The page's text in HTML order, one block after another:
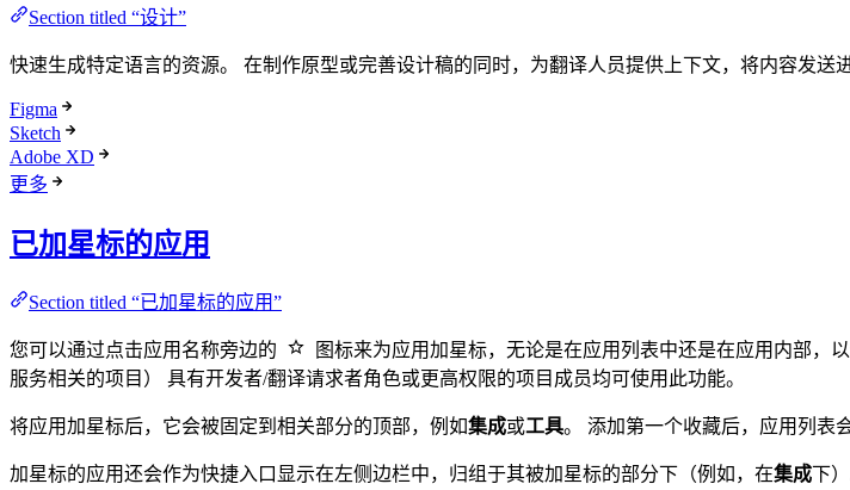
Section titled “设计”
快速生成特定语言的资源。 在制作原型或完善设计稿的同时，为翻译人员提供上下文，将内容发送
Figma
Sketch
Adobe XD
更多
已加星标的应用
Section titled “已加星标的应用”
您可以通过点击应用名称旁边的
图标来为应用加星标，无论是在应用列表中还是在应用内部，
服务相关的项目） 具有开发者/翻译请求者角色或更高权限的项目成员均可使用此功能。
将应用加星标后，它会被固定到相关部分的顶部，例如集成或工具。 添加第一个收藏后，应用列表
加星标的应用还会作为快捷入口显示在左侧边栏中，归组于其被加星标的部分下（例如，在集成下